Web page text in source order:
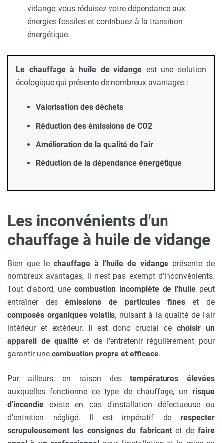
vidange, vous réduisez votre dépendance aux
énergies fossiles et contribuez à la transition
énergétique.
Le chauffage à huile de vidange est une solution
écologique qui présente de nombreux avantages :
Valorisation des déchets
Réduction des émissions de CO2
Amélioration de la qualité de l'air
Réduction de la dépendance énergétique
Les inconvénients d'un
chauffage à huile de vidange
Bien que le chauffage à l'huile de vidange présente de
nombreux avantages, il n'est pas exempt d'inconvénients.
Tout d'abord, une combustion incomplète de l'huile peut
entraîner desémissions de particules fineset de
composés organiques volatils, nuisant à la qualité de l'air
intérieur et extérieur. Il est donc crucial de choisir un
appareil de qualité et de l'entretenir régulièrement pour
garantir une combustion propre et efficace.
Par ailleurs, en raison destempératures élevées
auxquelles fonctionne ce type de chauffage, un risque
d'incendie existe en cas d'installation défectueuse ou
d'entretien négligé. Il est impératif de respecter
scrupuleusement les consignes du fabricantet defaire